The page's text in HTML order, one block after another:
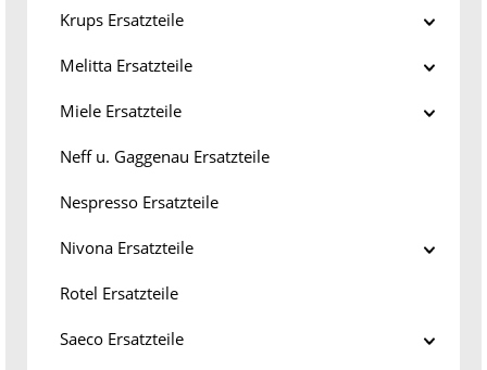
Krups Ersatzteile
Melitta Ersatzteile
Miele Ersatzteile
Neff u. Gaggenau Ersatzteile
Nespresso Ersatzteile
Nivona Ersatzteile
Rotel Ersatzteile
Saeco Ersatzteile